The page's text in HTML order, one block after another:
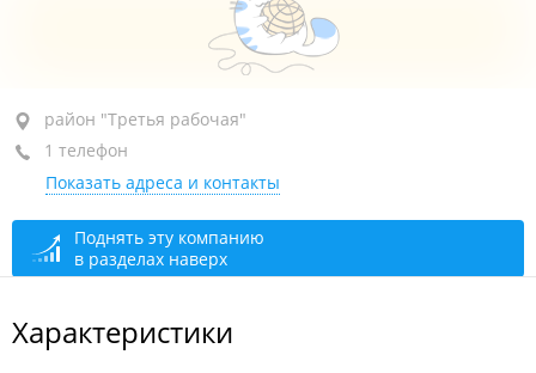
район "Третья рабочая", пр-т Народный, 19
1-й этаж
+7 914 698-57-18
открыто: 18:00–01:00
район "Третья рабочая"
1 телефон
Показать адреса и контакты
Поднять эту компанию
в разделах наверх
Характеристики